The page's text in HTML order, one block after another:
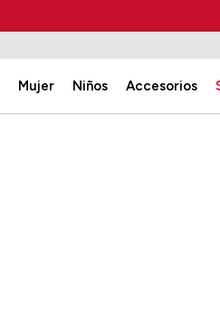
Mujer Niños Accesorios